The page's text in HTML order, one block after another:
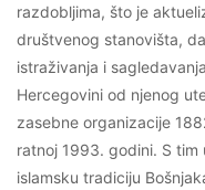
razdobljima, što je
društvenog stanovišta,
istraživanja i
Hercegovini od njenog
zasebne organizacije
ratnoj 1993. godini. S
islamsku tradiciju